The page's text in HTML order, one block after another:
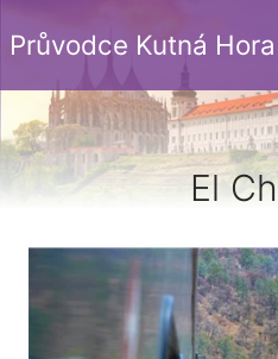
Průvodce Kutná Hora
El